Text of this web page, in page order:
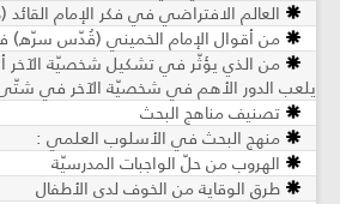
العالم الافتراضي في فكر الإمام القائد
من أقوال الإمام الخميني (قُدّس سرّه)
من الذي يؤثّر في تشكيل شخصيّة الآخر
يلعب الدور الأهم في شخصيّة الآخر في شتّى
تصنيف مناهج البحث
منهج البحث في الأسلوب العلمي :
الهروب من حلّ الواجبات المدرسيّة
طرق الوقاية من الخوف لدى الأطفال